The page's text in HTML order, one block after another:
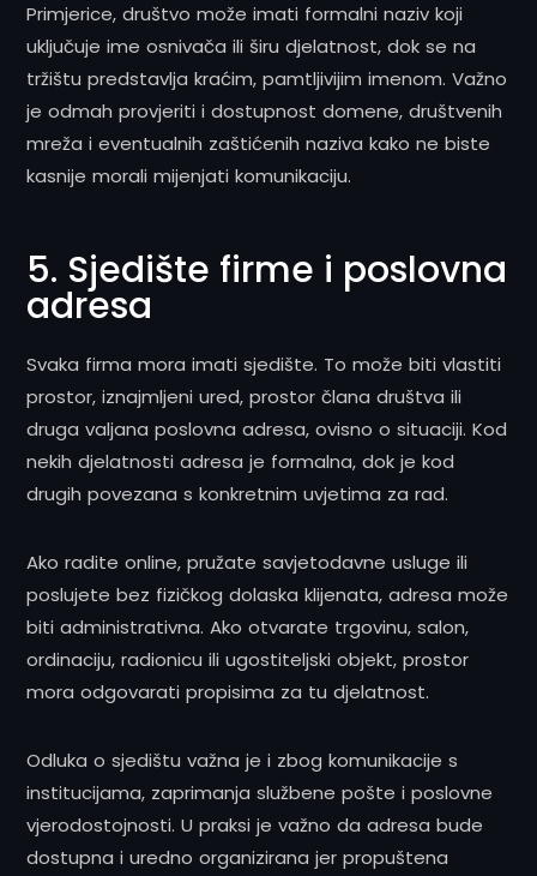
Primjerice, društvo može imati formalni naziv koji
uključuje ime osnivača ili širu djelatnost, dok se na
tržištu predstavlja kraćim, pamtljivijim imenom. Važno
je odmah provjeriti i dostupnost domene, društvenih
mreža i eventualnih zaštićenih naziva kako ne biste
kasnije morali mijenjati komunikaciju.
5. Sjedište firme i poslovna
adresa
Svaka firma mora imati sjedište. To može biti vlastiti
prostor, iznajmljeni ured, prostor člana društva ili
druga valjana poslovna adresa, ovisno o situaciji. Kod
nekih djelatnosti adresa je formalna, dok je kod
drugih povezana s konkretnim uvjetima za rad.
Ako radite online, pružate savjetodavne usluge ili
poslujete bez fizičkog dolaska klijenata, adresa može
biti administrativna. Ako otvarate trgovinu, salon,
ordinaciju, radionicu ili ugostiteljski objekt, prostor
mora odgovarati propisima za tu djelatnost.
Odluka o sjedištu važna je i zbog komunikacije s
institucijama, zaprimanja službene pošte i poslovne
vjerodostojnosti. U praksi je važno da adresa bude
dostupna i uredno organizirana jer propuštena